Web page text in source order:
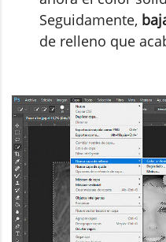
Seguidamente,
de relleno que